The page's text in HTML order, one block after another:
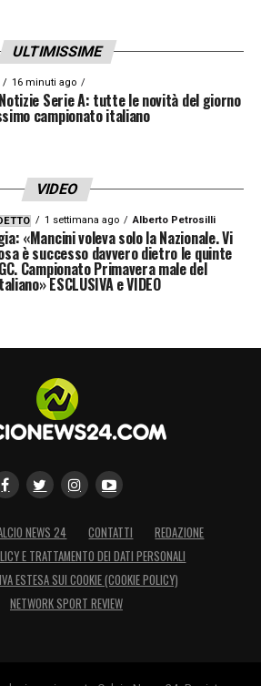
ULTIMISSIME
16 minuti ago
Serie A: tutte le novità del giorno
campionato italiano
VIDEO
1 settimana ago Alberto Petrosilli
«Mancini voleva solo la Nazionale. Vi
è successo davvero dietro le quinte
Campionato Primavera male del
ESCLUSIVA e VIDEO
NEWS 24 CONTATTI
REDAZIONE
E TRATTAMENTO DEI DATI PERSONALI
ESTESA SUI COOKIE (COOKIE POLICY)
NETWORK SPORT REVIEW